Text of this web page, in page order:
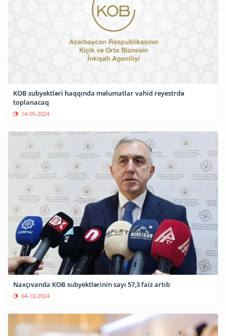
KOB subyektləri haqqında məlumatlar vahid reyestrdə
toplanacaq
14-05-2024
Naxçıvanda KOB subyektlərinin sayı 57,3 faiz artıb
04-10-2024